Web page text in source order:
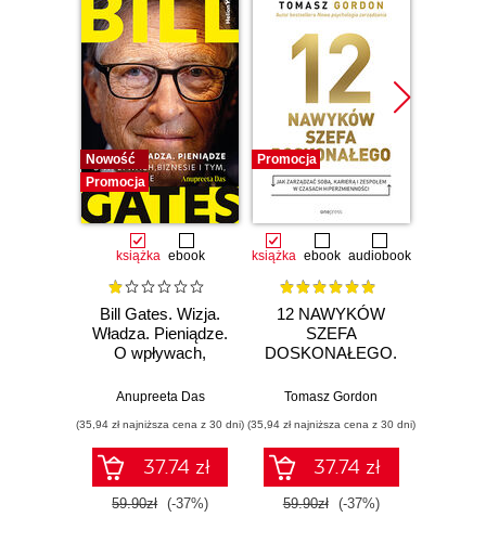
Nowość
Promocja
książka ebook
Bill Gates. Wizja.
Władza. Pieniądze.
O wpływach,
niejawne
Anupreeta Das
(35,94 zł najniższa cena z 30 dni)
37.74 zł
59.90zł (-37%)
Promocja
książka ebook audiobook
12 NAWYKÓW
SZEFA
DOSKONAŁEGO.
sobą, karierą i
czasach
hiperzmienności
Tomasz Gordon
(35,94 zł najniższa cena z 30 dni)
37.74 zł
59.90zł (-37%)